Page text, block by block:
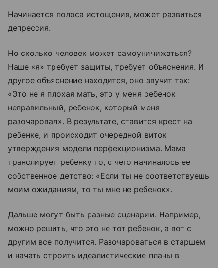
Начинается полоса истощения, может развиться
депрессия.
Но сколько человек может самоуничижаться?
Наше «я» требует защиты, требует объяснения. И
другое объяснение находится, оно звучит так:
«Это не я плохая мать, это у меня ребенок
неправильный, ребенок, который меня
разочаровал». В результате, ставится крест на
ребенке, и происходит очередной виток
утверждения модели перфекционизма. Мама
транслирует ребенку то, с чего начиналось ее
собственное детство: «Если ты не соответствуешь
моим ожиданиям, то ты мне не ребенок».
Дальше могут быть разные сценарии. Например,
можно решить, что это не тот ребенок, а вот с
другим все получится. Разочароваться в старшем
и начать строить идеалистические планы в